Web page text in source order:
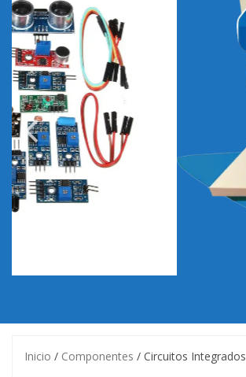
Inicio / Componentes / Circuitos Integrados